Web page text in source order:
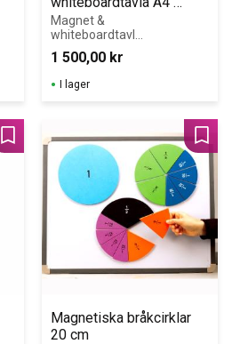
Klassrums-set
Magnet &
whiteboardtavla
A4 grön ram +
Whiteboardpenn
or &
Mikrofiberdukar
utformning med
rundade hörn.
Dubbelsidig
whiteboard.
1 500,00 kr
I lager
Lägg till i favoriter
Magnetiska bråkcirklar
20 cm